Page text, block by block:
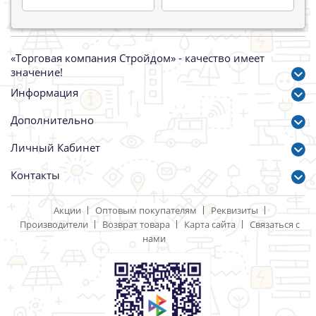
«Торговая компания Стройдом» - качество имеет
значение!
Информация
Дополнительно
Личный Кабинет
Контакты
Акции Оптовым покупателям
Реквизиты
Производители
Возврат товара Карта сайта
Связаться с
нами